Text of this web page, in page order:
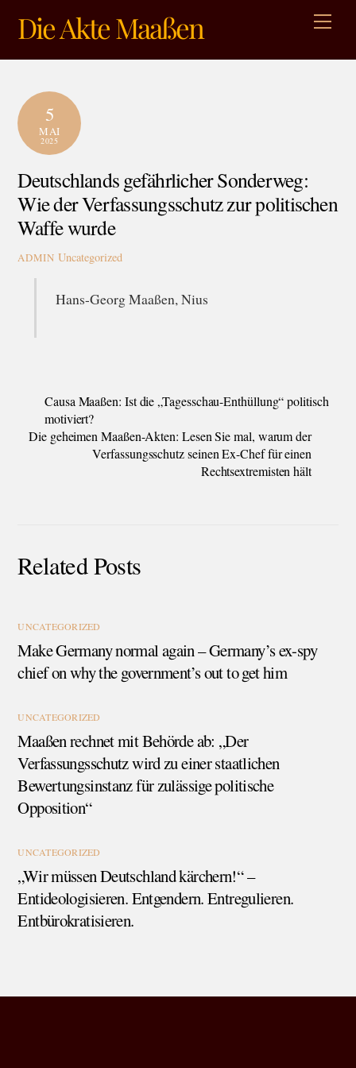
Die Akte Maaßen
5
MAI
2025
Deutschlands gefährlicher Sonderweg:
Wie der Verfassungsschutz zur politischen
Waffe wurde
ADMIN Uncategorized
Hans-Georg Maaßen, Nius
Causa Maaßen: Ist die „Tagesschau-Enthüllung“ politisch
motiviert?
Die geheimen Maaßen-Akten: Lesen Sie mal, warum der
Verfassungsschutz seinen Ex-Chef für einen
Rechtsextremisten hält
Related Posts
UNCATEGORIZED
Make Germany normal again – Germany’s ex-spy
chief on why the government’s out to get him
UNCATEGORIZED
Maaßen rechnet mit Behörde ab: „Der
Verfassungsschutz wird zu einer staatlichen
Bewertungsinstanz für zulässige politische
Opposition“
UNCATEGORIZED
„Wir müssen Deutschland kärchern!“ –
Entideologisieren. Entgendern. Entregulieren.
Entbürokratisieren.